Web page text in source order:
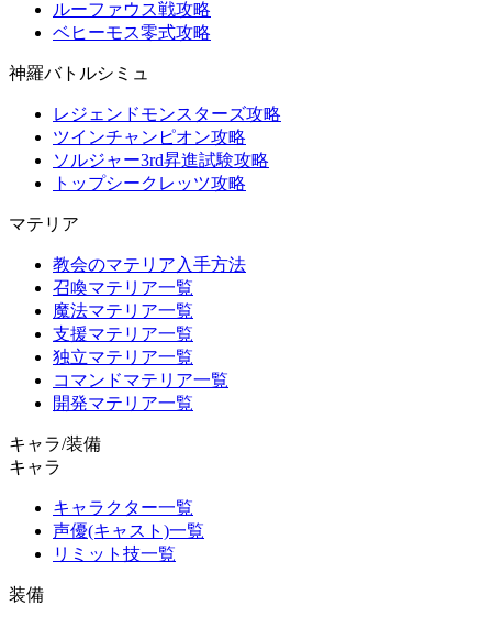
ルーファウス戦攻略
ベヒーモス零式攻略
神羅バトルシミュ
レジェンドモンスターズ攻略
ツインチャンピオン攻略
ソルジャー3rd昇進試験攻略
トップシークレッツ攻略
マテリア
教会のマテリア入手方法
召喚マテリア一覧
魔法マテリア一覧
支援マテリア一覧
独立マテリア一覧
コマンドマテリア一覧
開発マテリア一覧
キャラ/装備
キャラ
キャラクター一覧
声優(キャスト)一覧
リミット技一覧
装備